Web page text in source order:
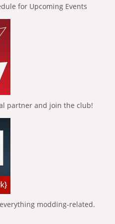
for Upcoming Events
partner and join the club!
modding-related.